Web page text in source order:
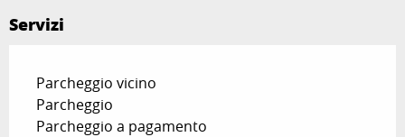
Servizi
Parcheggio vicino
Parcheggio
Parcheggio a pagamento